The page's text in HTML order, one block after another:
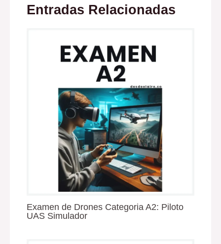
Entradas Relacionadas
Examen de Drones Categoria A2: Piloto
UAS Simulador